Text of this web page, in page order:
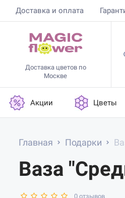
Доставка и оплата
Доставка цветов по
Москве
Акции Цветы
Главная Подарки
Ваза
0 отзывов